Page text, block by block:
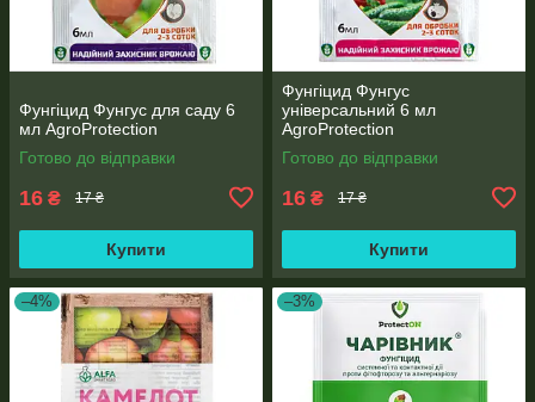
Фунгіцид Фунгус для саду 6
мл AgroProtection
Готово до відправки
16 ₴ 17 ₴
Купити
Фунгіцид Фунгус
універсальний 6 мл
AgroProtection
Готово до відправки
16 ₴ 17 ₴
Купити
–4% –3%